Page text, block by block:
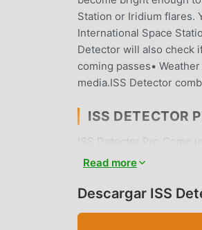
Station or Iridium flares.
International Space
Detector will also check
coming passes•
media.ISS Detector
ISS DETECTOR
ISS Detector Pro Como
usuarios que aman
también proporciona
cobrarán a los usuarios
Read more
Descargar ISS